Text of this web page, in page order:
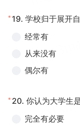
* 19. 学校归于展开
经常有
从来没有
偶尔有
* 20. 你认为大学生
完全有必要